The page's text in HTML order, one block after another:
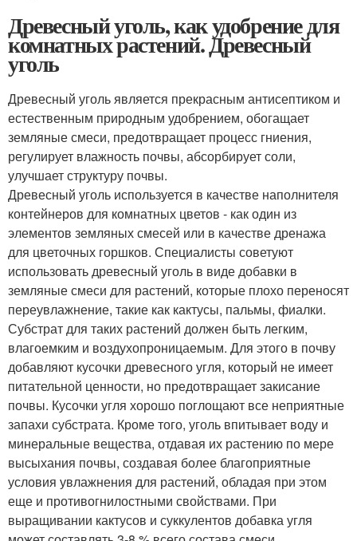
Древесный уголь, как удобрение для
комнатных растений. Древесный
уголь
Древесный уголь является прекрасным антисептиком и
естественным природным удобрением, обогащает
земляные смеси, предотвращает процесс гниения,
регулирует влажность почвы, абсорбирует соли,
улучшает структуру почвы.
Древесный уголь используется в качестве наполнителя
контейнеров для комнатных цветов - как один из
элементов земляных смесей или в качестве дренажа
для цветочных горшков. Специалисты советуют
использовать древесный уголь в виде добавки в
земляные смеси для растений, которые плохо переносят
переувлажнение, такие как кактусы, пальмы, фиалки.
Субстрат для таких растений должен быть легким,
влагоемким и воздухопроницаемым. Для этого в почву
добавляют кусочки древесного угля, который не имеет
питательной ценности, но предотвращает закисание
почвы. Кусочки угля хорошо поглощают все неприятные
запахи субстрата. Кроме того, уголь впитывает воду и
минеральные вещества, отдавая их растению по мере
высыхания почвы, создавая более благоприятные
условия увлажнения для растений, обладая при этом
еще и противогнилостными свойствами. При
выращивании кактусов и суккулентов добавка угля